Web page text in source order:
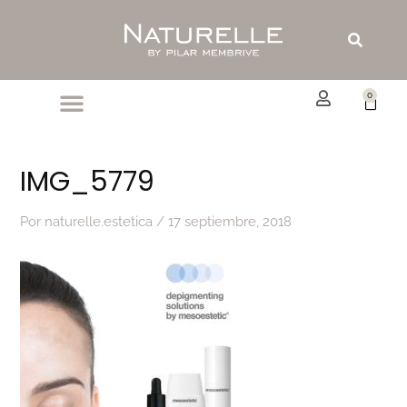
Buscar
0
IMG_5779
Por naturelle.estetica /17 septiembre, 2018